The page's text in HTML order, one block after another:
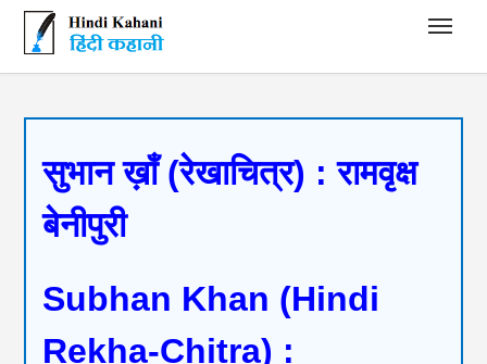
Hindi Kahani - हिंदी कहानी
सुभान ख़ाँ (रेखाचित्र) : रामवृक्ष
बेनीपुरी
Subhan Khan (Hindi
Rekha-Chitra) :